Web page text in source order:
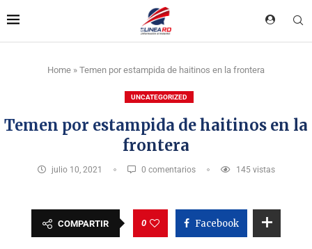
Home » Temen por estampida de haitinos en la frontera
UNCATEGORIZED
Temen por estampida de haitinos en la
frontera
julio 10, 2021 0 comentarios 145 vistas
COMPARTIR 0 Facebook